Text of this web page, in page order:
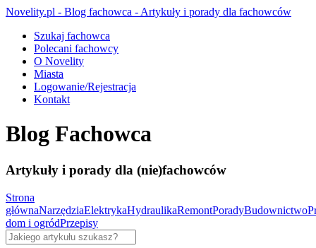
Novelity.pl - Blog fachowca - Artykuły i porady dla fachowców
Szukaj fachowca
Polecani fachowcy
O Novelity
Miasta
Logowanie/Rejestracja
Kontakt
Blog Fachowca
Artykuły i porady dla (nie)fachowców
Strona
głównaNarzędziaElektrykaHydraulikaRemontPoradyBudownictwo
dom i ogródPrzepisy